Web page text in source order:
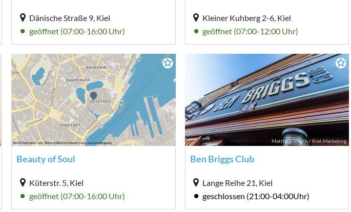
Dänische Straße 9, Kiel
geöffnet (07:00-16:00 Uhr)
Kleiner Kuhberg 2-6, Kiel
geöffnet (07:00-12:00 Uhr)
Beauty of Soul
Küterstr. 5, Kiel
geöffnet (07:00-16:00 Uhr)
Matthias Masch / Kiel-Marketing
Ben Briggs Club
Lange Reihe 21, Kiel
geschlossen (21:00-04:00Uhr)